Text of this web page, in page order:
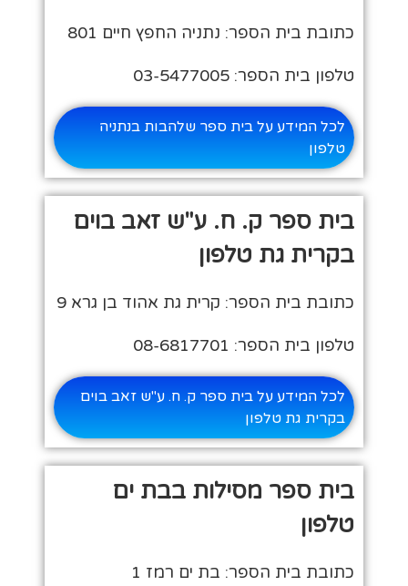
כתובת בית הספר: נתניה החפץ חיים 801
טלפון בית הספר: 03-5477005
לכל המידע על בית ספר שלהבות בנתניה
טלפון
בית ספר ק. ח. ע"ש זאב בוים
בקרית גת טלפון
כתובת בית הספר: קרית גת אהוד בן גרא 9
טלפון בית הספר: 08-6817701
לכל המידע על בית ספר ק. ח. ע"ש זאב בוים
בקרית גת טלפון
בית ספר מסילות בבת ים
טלפון
כתובת בית הספר: בת ים רמז 1